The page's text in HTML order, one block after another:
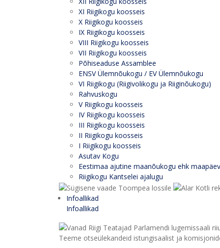
XI Riigikogu koosseis
X Riigikogu koosseis
IX Riigikogu koosseis
VIII Riigikogu koosseis
VII Riigikogu koosseis
Põhiseaduse Assamblee
ENSV Ülemnõukogu / EV Ülemnõukogu
VI Riigikogu (Riigivolikogu ja Riiginõukogu)
Rahvuskogu
V Riigikogu koosseis
IV Riigikogu koosseis
III Riigikogu koosseis
II Riigikogu koosseis
I Riigikogu koosseis
Asutav Kogu
Eestimaa ajutine maanõukogu ehk maapäev
Riigikogu Kantselei ajalugu
Infoallikad
Infoallikad
Teeme otseülekandeid istungisaalist ja